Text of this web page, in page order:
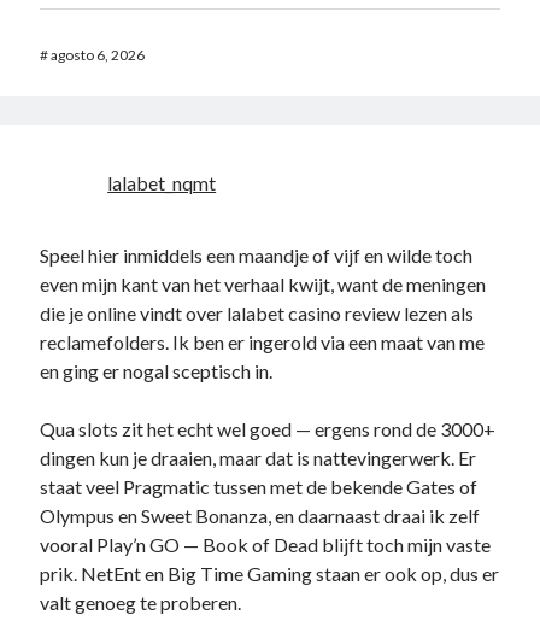
#agosto 6, 2026
lalabet_nqmt
Speel hier inmiddels een maandje of vijf en wilde toch
even mijn kant van het verhaal kwijt, want de meningen
die je online vindt over lalabet casino review lezen als
reclamefolders. Ik ben er ingerold via een maat van me
en ging er nogal sceptisch in.
Qua slots zit het echt wel goed — ergens rond de 3000+
dingen kun je draaien, maar dat is nattevingerwerk. Er
staat veel Pragmatic tussen met de bekende Gates of
Olympus en Sweet Bonanza, en daarnaast draai ik zelf
vooral Play’n GO — Book of Dead blijft toch mijn vaste
prik. NetEnt en Big Time Gaming staan er ook op, dus er
valt genoeg te proberen.